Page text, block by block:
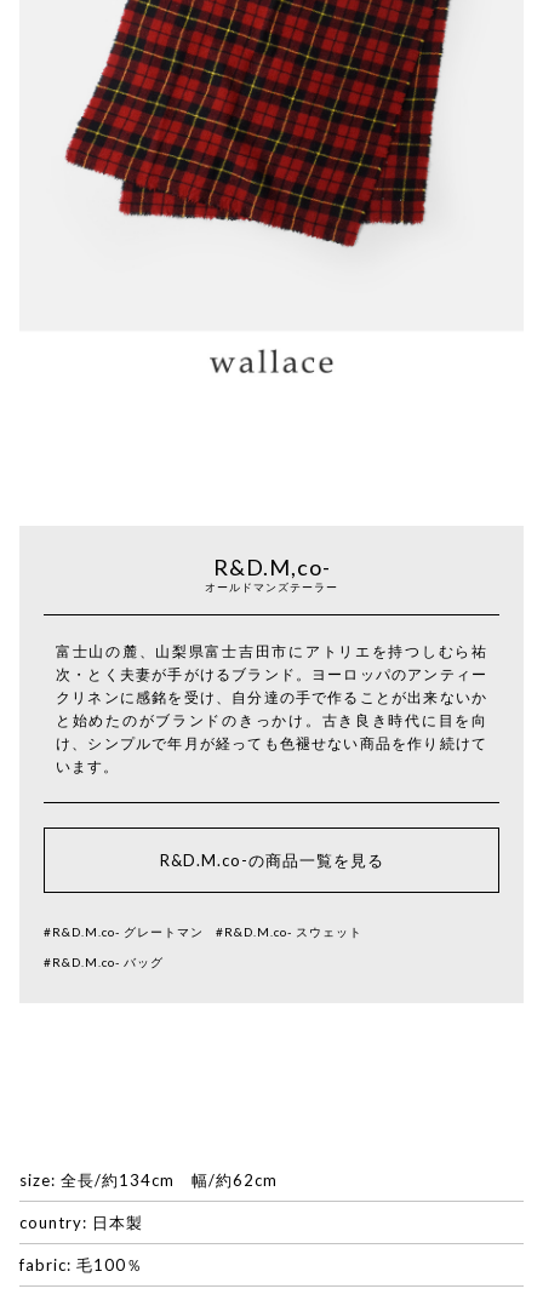
R&D.M,co-
オールドマンズテーラー
富士山の麓、山梨県富士吉田市にアトリエを持つしむら祐
次・とく夫妻が手がけるブランド。ヨーロッパのアンティー
クリネンに感銘を受け、自分達の手で作ることが出来ないか
と始めたのがブランドのきっかけ。古き良き時代に目を向
け、シンプルで年月が経っても色褪せない商品を作り続けて
います。
R&D.M.co-の商品一覧を見る
#R&D.M.co- グレートマン #R&D.M.co- スウェット
#R&D.M.co- バッグ
size: 全長/約134cm 幅/約62cm
country: 日本製
fabric: 毛100％